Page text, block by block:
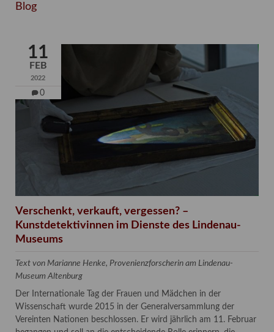
Blog
11
FEB
2022
0
Verschenkt, verkauft, vergessen? –
Kunstdetektivinnen im Dienste des Lindenau-
Museums
Text von Marianne Henke, Provenienzforscherin am Lindenau-
Museum Altenburg
Der Internationale Tag der Frauen und Mädchen in der
Wissenschaft wurde 2015 in der Generalversammlung der
Vereinten Nationen beschlossen. Er wird jährlich am 11. Februar